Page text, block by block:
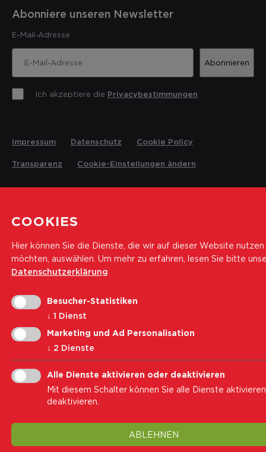
Abonniere unseren Newsletter
E-Mail-Adresse
Abonnieren
Ich akzeptiere die Privacybestimmungen
Impressum Datenschutz Cookie Policy
Transparenz Cookie-Einstellungen ändern
COOKIES
Hier können Sie die Dienste, die wir auf dieser Website nutzen
möchten, auswählen. Um mehr zu erfahren, lesen Sie bitte
Datenschutzerklärung
Besucher-Statistiken
↓ 1 Dienst
Marketing und Ad Personalisation
↓ 2 Dienste
Alle Dienste aktivieren oder deaktivieren
Mit diesem Schalter können Sie alle Dienste
deaktivieren.
ABLEHNEN